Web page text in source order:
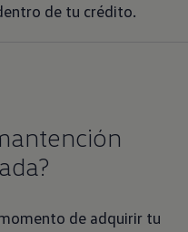
de tu crédito.
de adquirir tu